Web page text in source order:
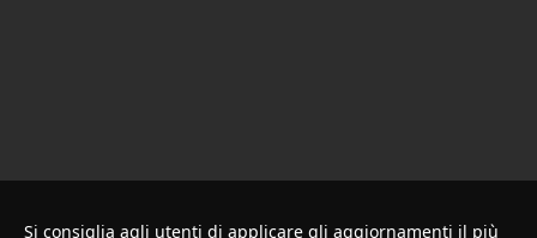
Si consiglia agli utenti di applicare gli aggiornamenti il più